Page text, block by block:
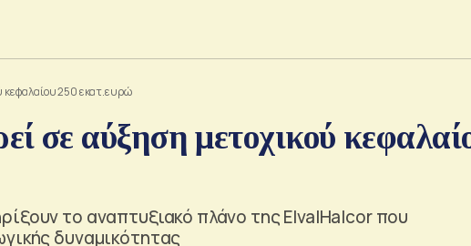
κεφαλαίου 250 εκατ.ευρώ
σε αύξηση μετοχικού
το αναπτυξιακό πλάνο της ElvalHalcor που
δυναμικότητας